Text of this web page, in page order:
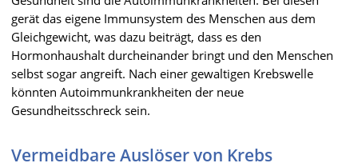
gerät das eigene Immunsystem des Menschen aus dem
Gleichgewicht, was dazu beiträgt, dass es den
Hormonhaushalt durcheinander bringt und den Menschen
selbst sogar angreift. Nach einer gewaltigen Krebswelle
könnten Autoimmunkrankheiten der neue
Gesundheitsschreck sein.
Vermeidbare Auslöser von Krebs